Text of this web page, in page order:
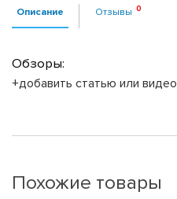
Описание Отзывы
Обзоры:
+добавить статью или видео
Похожие товары